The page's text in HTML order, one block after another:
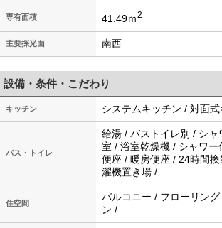
専有面積 41.49ｍ2
主要採光面 南西
設備・条件・こだわり
キッチン システムキッチン / 対面
バス・トイレ
給湯 / バストイレ別 / シャ
室 / 浴室乾燥機 / シャワ
便座 / 暖房便座 / 24時間
濯機置き場 /
住空間
バルコニー / フローリン
ン /